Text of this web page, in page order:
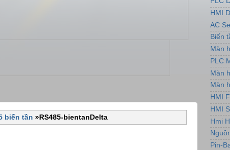
biến tần »RS485-bientanDelta
HMI
AC
Biến
Màn
PLC
Màn
Màn
HMI
HMI
Hmi
Pin-